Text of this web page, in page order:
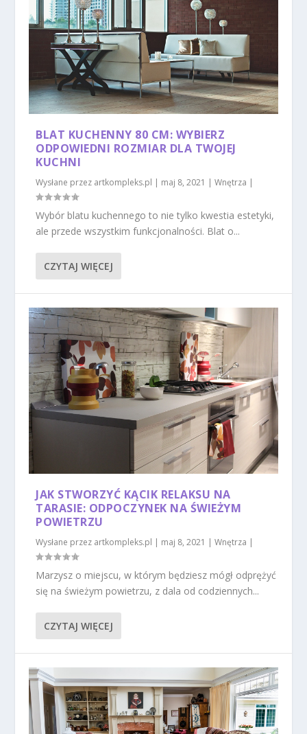
BLAT KUCHENNY 80 CM: WYBIERZ
ODPOWIEDNI ROZMIAR DLA TWOJEJ
KUCHNI
Wysłane przez artkompleks.pl | maj 8, 2021 |Wnętrza |
Wybór blatu kuchennego to nie tylko kwestia estetyki,
ale przede wszystkim funkcjonalności. Blat o...
CZYTAJ WIĘCEJ
JAK STWORZYĆ KĄCIK RELAKSU NA
TARASIE: ODPOCZYNEK NA ŚWIEŻYM
POWIETRZU
Wysłane przez artkompleks.pl | maj 8, 2021 |Wnętrza |
Marzysz o miejscu, w którym będziesz mógł odprężyć
się na świeżym powietrzu, z dala od codziennych...
CZYTAJ WIĘCEJ